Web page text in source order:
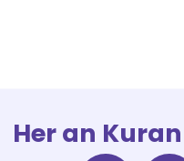
Her an